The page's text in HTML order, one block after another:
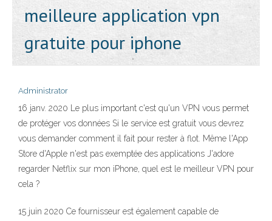
meilleure application vpn
gratuite pour iphone
Administrator
16 janv. 2020 Le plus important c'est qu'un VPN vous permet
de protéger vos données Si le service est gratuit vous devrez
vous demander comment il fait pour rester à flot. Même l'App
Store d'Apple n'est pas exemptée des applications J'adore
regarder Netflix sur mon iPhone, quel est le meilleur VPN pour
cela ?
15 juin 2020 Ce fournisseur est également capable de